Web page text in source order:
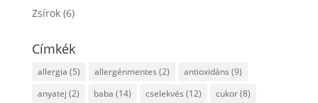
Zsírok(6)
Címkék
allergia (5) allergénmentes (2) antioxidáns (9)
anyatej (2) baba (14) cselekvés (12) cukor(8)